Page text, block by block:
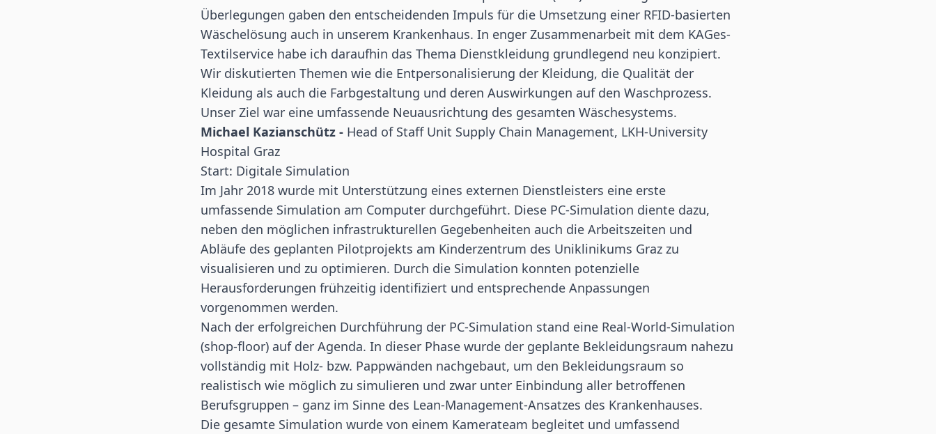
Überlegungen gaben den entscheidenden Impuls für die Umsetzung einer RFID-basierten
Wäschelösung auch in unserem Krankenhaus. In enger Zusammenarbeit mit dem KAGes-
Textilservice habe ich daraufhin das Thema Dienstkleidung grundlegend neu konzipiert.
Wir diskutierten Themen wie die Entpersonalisierung der Kleidung, die Qualität der
Kleidung als auch die Farbgestaltung und deren Auswirkungen auf den Waschprozess.
Unser Ziel war eine umfassende Neuausrichtung des gesamten Wäschesystems.
Michael Kazianschütz - Head of Staff Unit Supply Chain Management, LKH-University
Hospital Graz
Start: Digitale Simulation
Im Jahr 2018 wurde mit Unterstützung eines externen Dienstleisters eine erste
umfassende Simulation am Computer durchgeführt. Diese PC-Simulation diente dazu,
neben den möglichen infrastrukturellen Gegebenheiten auch die Arbeitszeiten und
Abläufe des geplanten Pilotprojekts am Kinderzentrum des Uniklinikums Graz zu
visualisieren und zu optimieren. Durch die Simulation konnten potenzielle
Herausforderungen frühzeitig identifiziert und entsprechende Anpassungen
vorgenommen werden.
Nach der erfolgreichen Durchführung der PC-Simulation stand eine Real-World-Simulation
(shop-floor) auf der Agenda. In dieser Phase wurde der geplante Bekleidungsraum nahezu
vollständig mit Holz- bzw. Pappwänden nachgebaut, um den Bekleidungsraum so
realistisch wie möglich zu simulieren und zwar unter Einbindung aller betroffenen
Berufsgruppen – ganz im Sinne des Lean-Management-Ansatzes des Krankenhauses.
Die gesamte Simulation wurde von einem Kamerateam begleitet und umfassend